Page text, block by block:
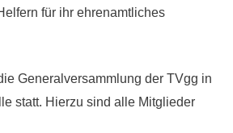
für ihr ehrenamtliches
Generalversammlung der TVgg in
statt. Hierzu sind alle Mitglieder